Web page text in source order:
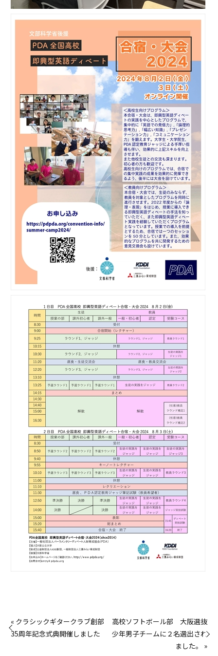
« クラシックギタークラブ創部
35周年記念式典開催しました
高校ソフトボール部 大阪選抜
少年男子チームに２名選出され
ました。 »